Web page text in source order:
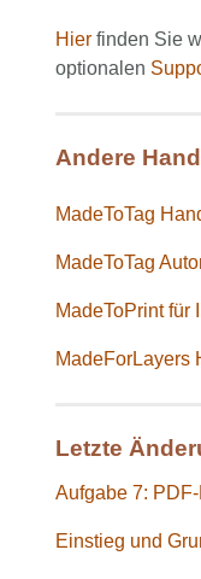
Hier finden Sie
optionalen
Andere
MadeToTag
MadeToTag
MadeToPrint für
MadeForLayers
Letzte
Aufgabe 7:
Einstieg und